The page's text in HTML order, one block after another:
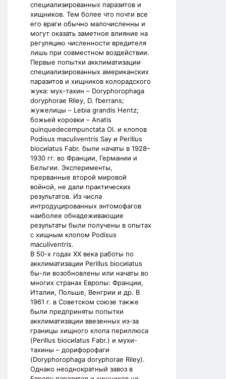
специализированных паразитов и
хищников. Тем более что почти все
его враги обычно малочисленны и
могут оказать заметное влияние на
регуляцию численности вредителя
лишь при совместном воздействии.
Первые попытки акклиматизации
специализированных американских
паразитов и хищников колорадского
жука: мух-тахин – Doryphorophaga
doryphorae Riley, D. fberrans;
жужелицы – Lebia grandis Hentz;
божьей коровки – Anatis
quinquedecempunctata Ol. и клопов
Рodisus maculiventris Say и Perillus
biocиlatus Fabr. были начаты в 1928–
1930 гг. во Франции, Германии и
Бельгии. Эксперименты,
прерванные второй мировой
войной, не дали практических
результатов. Из числа
интродуцированных энтомофагов
наиболее обнадеживающие
результаты были получены в опытах
с хищным клопом Рodisus
maculiventris.
В 50-х годах ХХ века работы по
акклиматизации Perillus biocиlatus
бы-ли возобновлены или начаты во
многих странах Европы: Франции,
Италии, Польше, Венгрии и др. В
1961 г. в Советском союзе также
были предприняты попытки
акклиматизации ввезенных из-за
границы хищного клопа периллюса
(Perillus biocиlatus Fabr.) и мухи-
тахины – дорифорофаги
(Doryphorophaga doryphorae Riley).
Однако неоднократный завоз в